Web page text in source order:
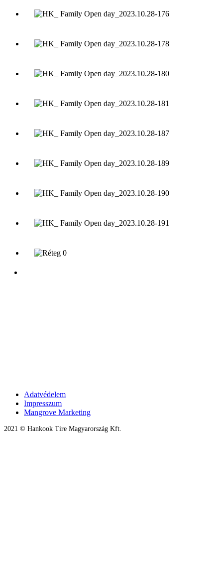
Adatvédelem
Impresszum
Mangrove Marketing
2021 © Hankook Tire Magyarország Kft.